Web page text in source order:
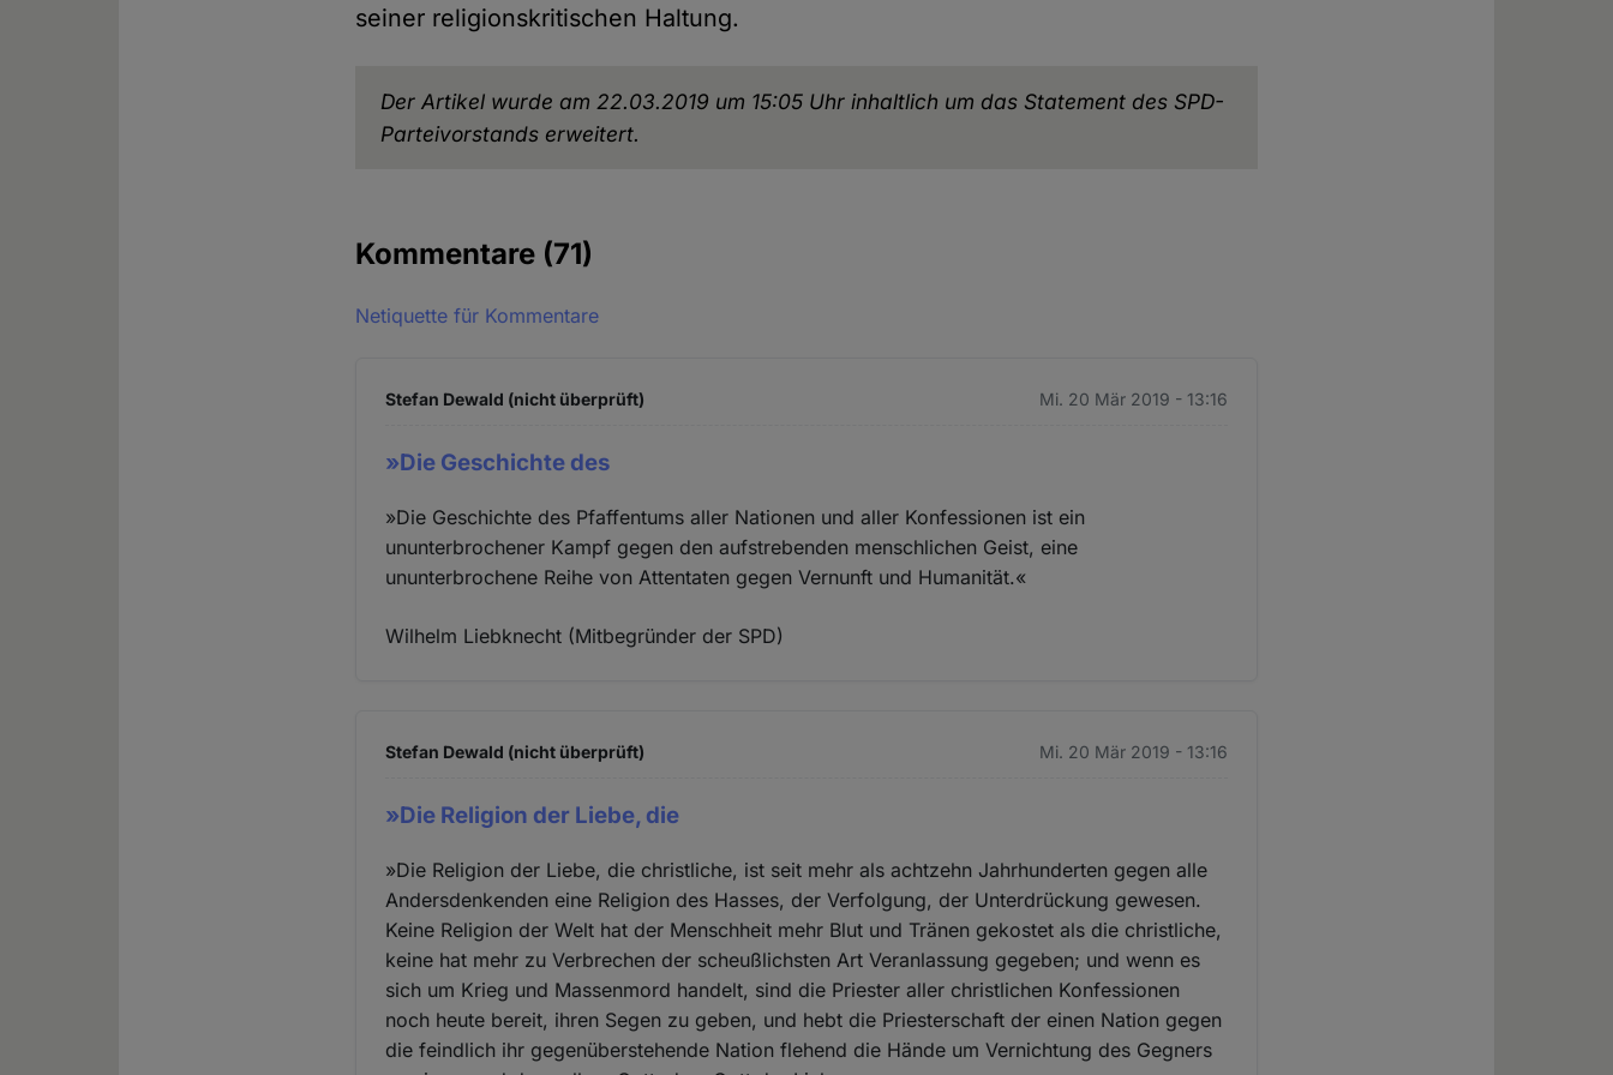
seiner religionskritischen Haltung.
Der Artikel wurde am 22.03.2019 um 15:05 Uhr inhaltlich um das Statement des SPD-
Parteivorstands erweitert.
Kommentare (71)
Netiquette für Kommentare
Stefan Dewald (nicht überprüft) Mi. 20 Mär 2019 - 13:16
»Die Geschichte des
»Die Geschichte des Pfaffentums aller Nationen und aller Konfessionen ist ein
ununterbrochener Kampf gegen den aufstrebenden menschlichen Geist, eine
ununterbrochene Reihe von Attentaten gegen Vernunft und Humanität.«
Wilhelm Liebknecht (Mitbegründer der SPD)
Stefan Dewald (nicht überprüft) Mi. 20 Mär 2019 - 13:16
»Die Religion der Liebe, die
»Die Religion der Liebe, die christliche, ist seit mehr als achtzehn Jahrhunderten gegen alle
Andersdenkenden eine Religion des Hasses, der Verfolgung, der Unterdrückung gewesen.
Keine Religion der Welt hat der Menschheit mehr Blut und Tränen gekostet als die christliche,
keine hat mehr zu Verbrechen der scheußlichsten Art Veranlassung gegeben; und wenn es
sich um Krieg und Massenmord handelt, sind die Priester aller christlichen Konfessionen
noch heute bereit, ihren Segen zu geben, und hebt die Priesterschaft der einen Nation gegen
die feindlich ihr gegenüberstehende Nation flehend die Hände um Vernichtung des Gegners